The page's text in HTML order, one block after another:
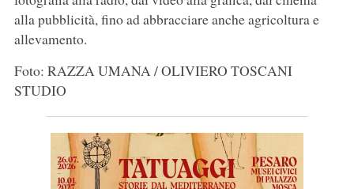
alla pubblicità, fino ad abbracciare anche agricoltura e
allevamento.
Foto: RAZZA UMANA / OLIVIERO TOSCANI
STUDIO